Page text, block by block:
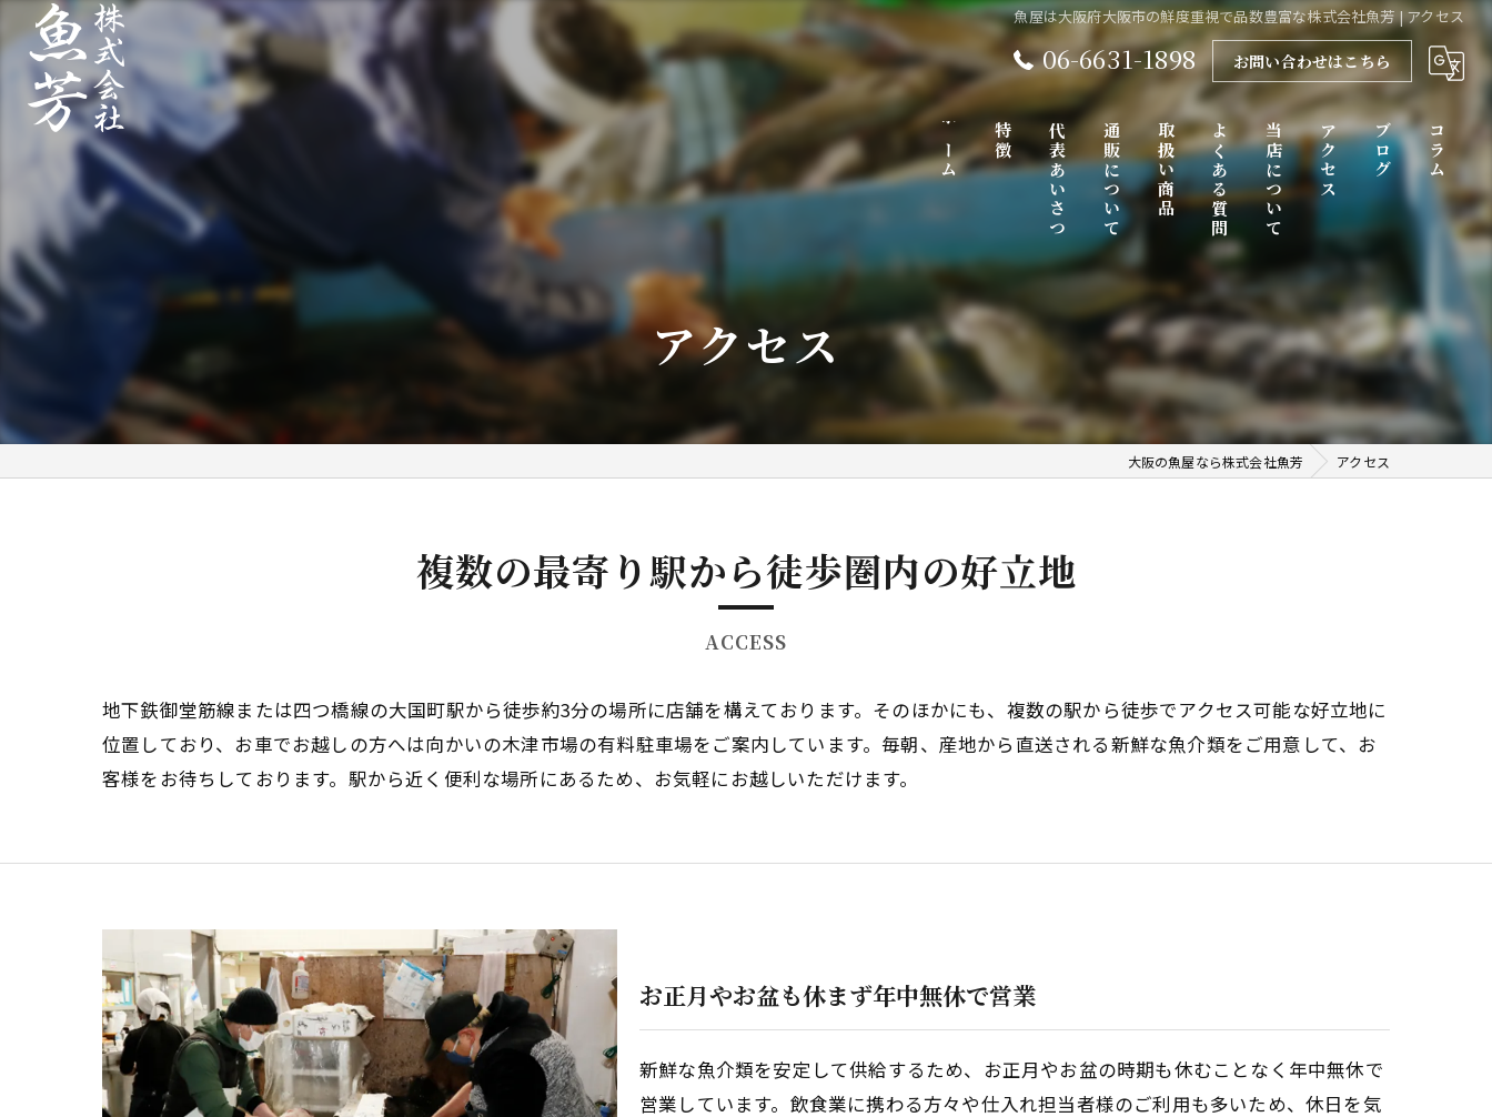
魚屋は大阪府大阪市の鮮度重視で品数豊富な株式会社魚芳 | アクセス
06-6631-1898 お問い合わせはこちら
ホーム 特徴 代表あいさつ 通販について 取扱い商品 よくある質問 当店について
鮮魚
卸売り
産地直送
アクセス ブログ コラム
アクセス
大阪の魚屋なら株式会社魚芳 アクセス
複数の最寄り駅から徒歩圏内の好立地
ACCESS
地下鉄御堂筋線または四つ橋線の大国町駅から徒歩約3分の場所に店舗を構えております。そのほかにも、複数の駅から徒歩でアクセス可能な好立地に
位置しており、お車でお越しの方へは向かいの木津市場の有料駐車場をご案内しています。毎朝、産地から直送される新鮮な魚介類をご用意して、お
客様をお待ちしております。駅から近く便利な場所にあるため、お気軽にお越しいただけます。
お正月やお盆も休まず年中無休で営業
新鮮な魚介類を安定して供給するため、お正月やお盆の時期も休むことなく年中無休で
営業しています。飲食業に携わる方々や仕入れ担当者様のご利用も多いため、休日を気